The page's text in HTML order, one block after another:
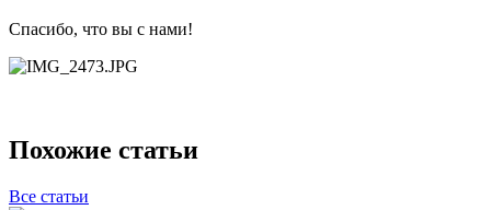
Спасибо, что вы с нами!
Похожие статьи
Все статьи